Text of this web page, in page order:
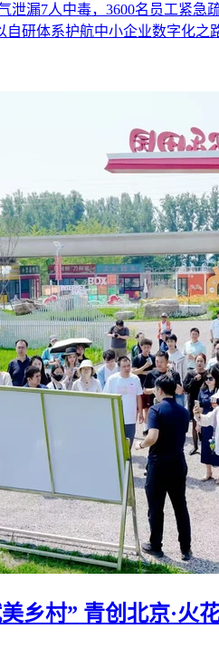
泄漏7人中毒，3600名员工紧急
自研体系护航中小企业数字化之
乡村” 青创北京·火